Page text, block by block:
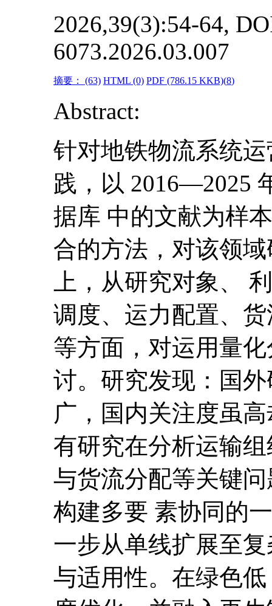
2026,39(3):54-64,
6073.2026.03.007
摘要： (63) HTML (0) PDF (786.15 KKB)(8)
Abstract:
针对地铁物流系统
践，以 2016—2025
据库 中的文献为样
合的方法，对该领
上，从研究对象、
调度、运力配置、
等方面，对运用量
讨。研究发现：国
广，国内关注度虽
有研究在分析运输
与货流分配等关键
构建多要 素协同的
一步从单线扩展至
与适用性。在绿色